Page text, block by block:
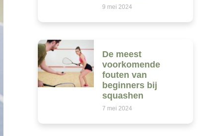
9 mei 2024
De meest
voorkomende
fouten van
beginners bij
squashen
7 mei 2024